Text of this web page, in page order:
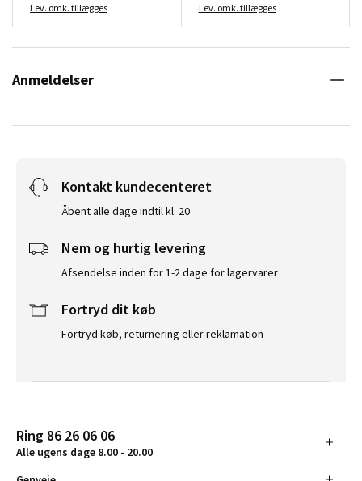
Lev. omk. tillægges Lev. omk. tillægges
Anmeldelser
Kontakt kundecenteret
Åbent alle dage indtil kl. 20
Nem og hurtig levering
Afsendelse inden for 1-2 dage for lagervarer
Fortryd dit køb
Fortryd køb, returnering eller reklamation
Ring 86 26 06 06
Alle ugens dage 8.00 - 20.00